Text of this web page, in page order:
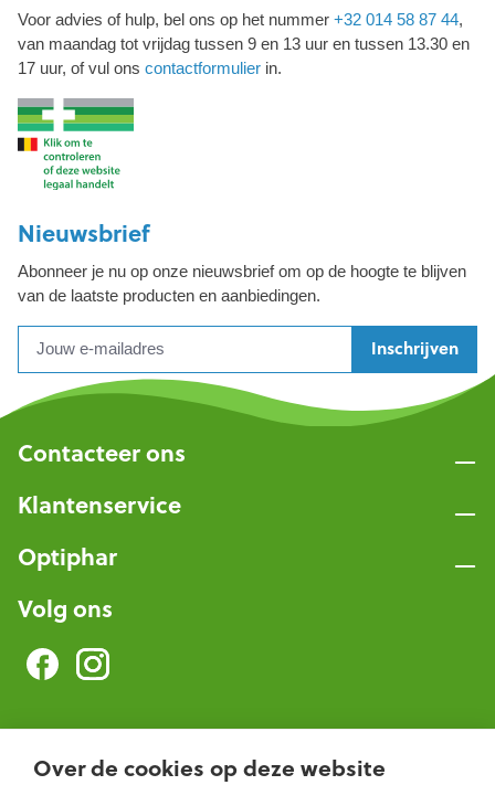
Over de cookies op deze website
Voor advies of hulp, bel ons op het nummer +32 014 58 87 44,
van maandag tot vrijdag tussen 9 en 13 uur en tussen 13.30 en
17 uur, of vul ons contactformulier in.
Nieuwsbrief
Abonneer je nu op onze nieuwsbrief om op de hoogte te blijven
van de laatste producten en aanbiedingen.
Inschrijven
Contacteer ons
Klantenservice
Optiphar
Volg ons
Optiphar Meerhout